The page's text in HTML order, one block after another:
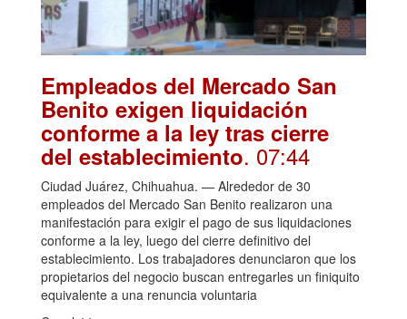
Empleados del Mercado San
Benito exigen liquidación
conforme a la ley tras cierre
del establecimiento. 07:44
Ciudad Juárez, Chihuahua. — Alrededor de 30
empleados del Mercado San Benito realizaron una
manifestación para exigir el pago de sus liquidaciones
conforme a la ley, luego del cierre definitivo del
establecimiento. Los trabajadores denunciaron que los
propietarios del negocio buscan entregarles un finiquito
equivalente a una renuncia voluntaria